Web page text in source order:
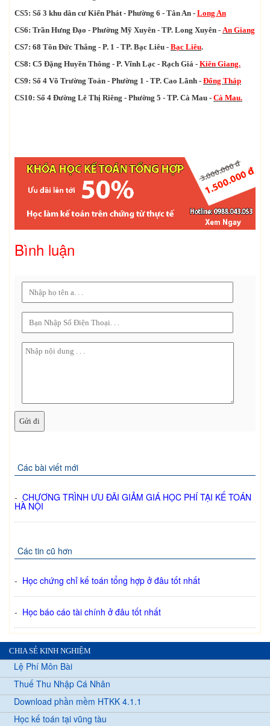
CS5: Số 3 khu dân cư Kiến Phát - Phường 6 - Tân An - Long An
CS6: Trần Hưng Đạo - Phường Mỹ Xuyên - TP. Long Xuyên - An Giang
CS7: 68 Tôn Đức Thắng - P. 1 - TP. Bạc Liêu - Bạc Liêu.
CS8: C5 Đặng Huyền Thông - P. Vĩnh Lạc - Rạch Giá - Kiên Giang.
CS9: Số 4 Võ Trường Toản - Phường 1 - TP. Cao Lãnh - Đổng Tháp
CS10: Số 4 Đường Lê Thị Riêng - Phường 5 - TP. Cà Mau - Cà Mau.
Bình luận
Các bài viết mới
- CHƯƠNG TRÌNH ƯU ĐÃI GIẢM GIÁ HỌC PHÍ TẠI KẾ TOÁN
HÀ NỘI
Các tin cũ hơn
- Học chứng chỉ kế toán tổng hợp ở đâu tốt nhất
- Học báo cáo tài chính ở đâu tốt nhất
CHIA SẺ KINH NGHIỆM
Lệ Phí Môn Bài
Thuế Thu Nhập Cá Nhân
Download phần mềm HTKK 4.1.1
Học kế toán tại vũng tàu